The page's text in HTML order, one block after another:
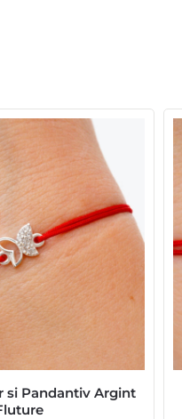
si Pandantiv Argint